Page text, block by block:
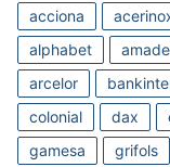
acciona
alphabet
arcelor
colonial
dax
gamesa
grifols